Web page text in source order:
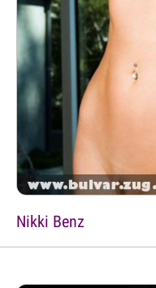
Nikki Benz